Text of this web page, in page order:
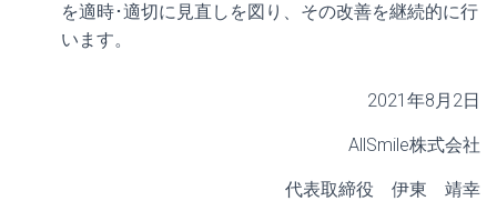
を適時･適切に見直しを図り、その改善を継続的に行
います。
2021年8月2日
AllSmile株式会社
代表取締役 伊東 靖幸